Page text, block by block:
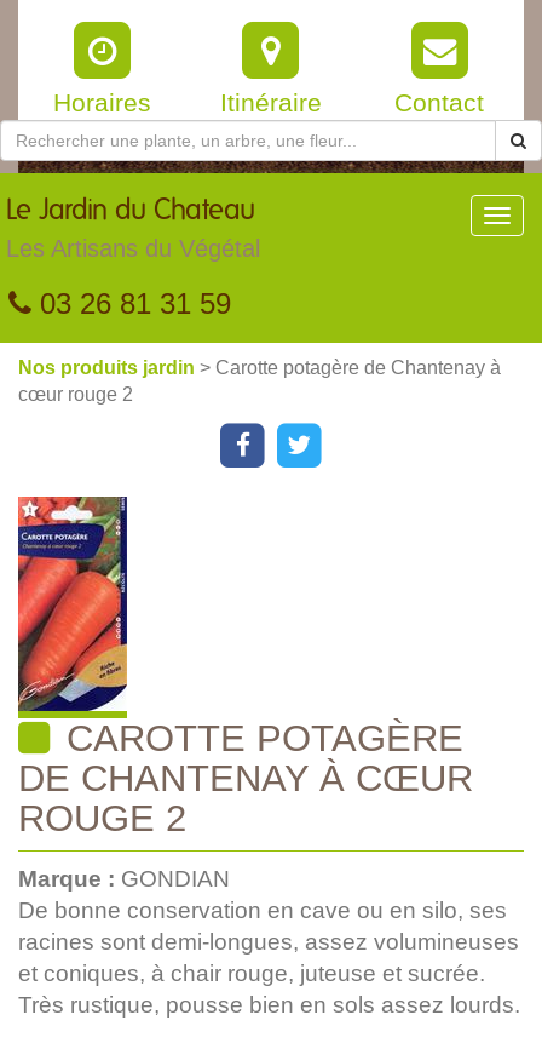
Horaires Itinéraire Contact
Le Jardin du Chateau
Les Artisans du Végétal
03 26 81 31 59
Nos produits jardin > Carotte potagère de Chantenay à
cœur rouge 2
CAROTTE POTAGÈRE
DE CHANTENAY À CŒUR
ROUGE 2
Marque : GONDIAN
De bonne conservation en cave ou en silo, ses
racines sont demi-longues, assez volumineuses
et coniques, à chair rouge, juteuse et sucrée.
Très rustique, pousse bien en sols assez lourds.